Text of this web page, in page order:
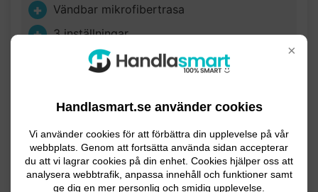
×
Handlasmart.se använder cookies
Vi använder cookies för att förbättra din upplevelse på vår
webbplats. Genom att fortsätta använda sidan accepterar
du att vi lagrar cookies på din enhet. Cookies hjälper oss att
analysera webbtrafik, anpassa innehåll och funktioner samt
ge dig en mer personlig och smidig upplevelse.
Vändbar mikrofibertrasa
3 inställningar
Passar alla typer av golv
Produktöversikt
S6003eufrånShark är enkel att använda och rengör
effektivt dina golv med vattenånga - utan att du